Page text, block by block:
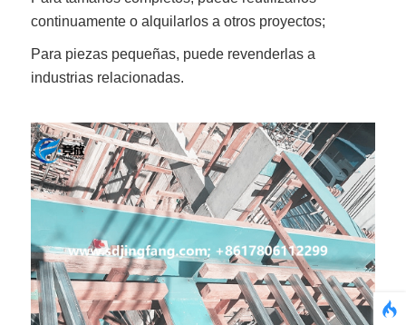
continuamente o alquilarlos a otros proyectos;
Para piezas pequeñas, puede revenderlas a
industrias relacionadas.